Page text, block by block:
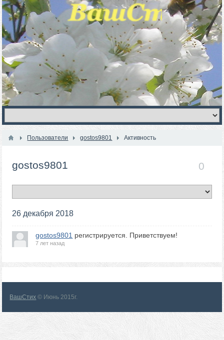
Пользователи gostos9801 Активность
0
gostos9801
26 декабря 2018
gostos9801 регистрируется. Приветствуем!
7 лет назад
ВашСтих © Июнь 2015г.